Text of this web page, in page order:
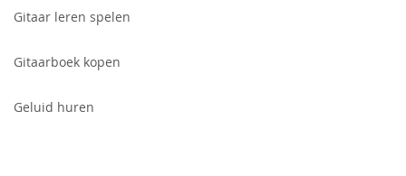
Gitaar leren spelen
Gitaarboek kopen
Geluid huren